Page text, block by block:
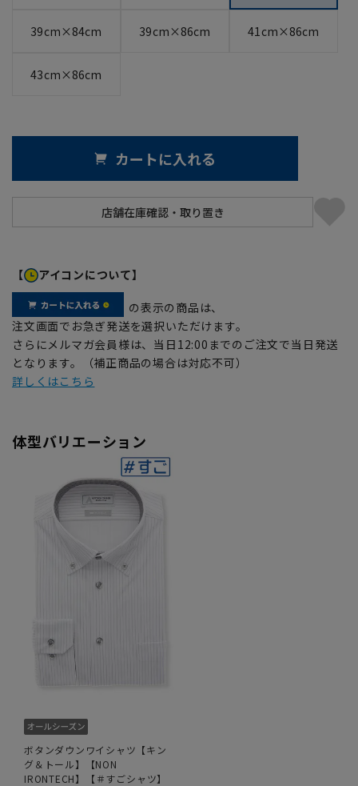
39cm×84cm 39cm×86cm 41cm×86cm
43cm×86cm
カートに入れる
【 アイコンについて】
の表示の商品は、
注文画面でお急ぎ発送を選択いただけます。
さらにメルマガ会員様は、当日12:00までのご注文で当日発送
となります。（補正商品の場合は対応不可）
詳しくはこちら
体型バリエーション
ボタンダウンワイシャツ【キン
グ＆トール】【NON
IRONTECH】【＃すごシャツ】